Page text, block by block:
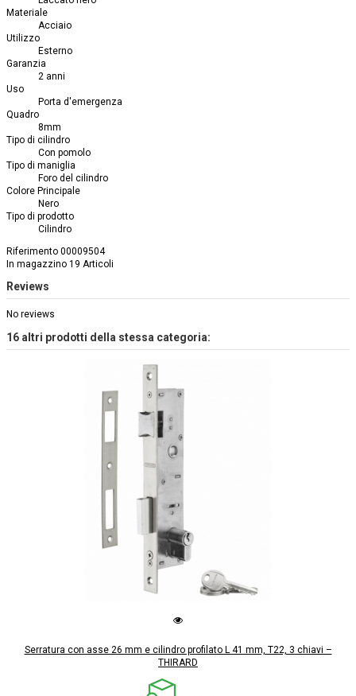
Materiale
Acciaio
Utilizzo
Esterno
Garanzia
2 anni
Uso
Porta d'emergenza
Quadro
8mm
Tipo di cilindro
Con pomolo
Tipo di maniglia
Foro del cilindro
Colore Principale
Nero
Tipo di prodotto
Cilindro
Riferimento 00009504
In magazzino 19 Articoli
Reviews
No reviews
16 altri prodotti della stessa categoria:
Serratura con asse 26 mm e cilindro profilato L 41 mm, T22, 3 chiavi –
THIRARD